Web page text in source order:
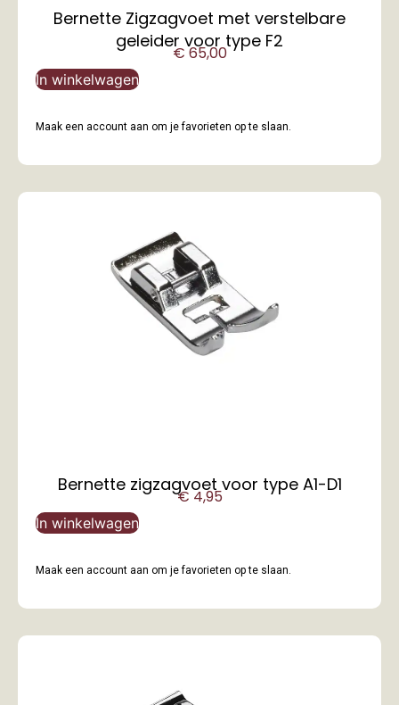
Bernette Zigzagvoet met verstelbare
geleider voor type F2
€65,00
In winkelwagen
Maak een account aan om je favorieten op te slaan.
Bernette zigzagvoet voor type A1-D1
€ 4,95
In winkelwagen
Maak een account aan om je favorieten op te slaan.